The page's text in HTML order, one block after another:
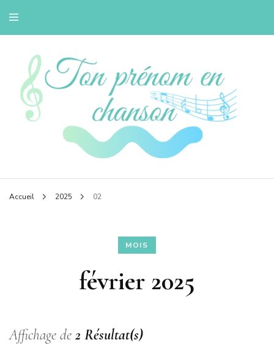
Petit blog musique de Bertille
Accueil 2025 02
MOIS
février 2025
Affichage de 2 Résultat(s)